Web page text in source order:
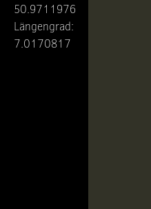
50.9711976
Längengrad:
7.0170817